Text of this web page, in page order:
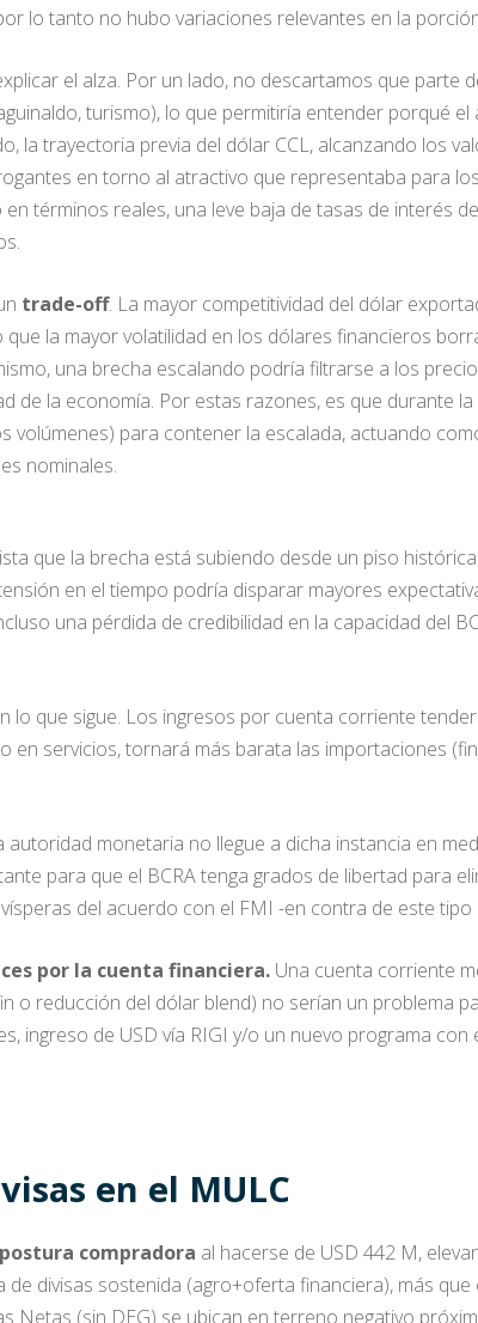
lo tanto no hubo variaciones relevantes en la
el alza. Por un lado, no descartamos que parte
turismo), lo que permitiría entender porqué
la trayectoria previa del dólar CCL, alcanzando los
en torno al atractivo que representaba para
términos reales, una leve baja de tasas de interés
trade-off. La mayor competitividad del dólar
que la mayor volatilidad en los dólares financieros
una brecha escalando podría filtrarse a los
de la economía. Por estas razones, es que durante
volúmenes) para contener la escalada, actuando
nominales.
que la brecha está subiendo desde un piso
en el tiempo podría disparar mayores
una pérdida de credibilidad en la capacidad del
lo que sigue. Los ingresos por cuenta corriente
en servicios, tornará más barata las importaciones
autoridad monetaria no llegue a dicha instancia en
para que el BCRA tenga grados de libertad para
del acuerdo con el FMI -en contra de este
por la cuenta financiera. Una cuenta corriente
o reducción del dólar blend) no serían un problema
ingreso de USD vía RIGI y/o un nuevo programa
en el MULC
compradora al hacerse de USD 442 M,
divisas sostenida (agro+oferta financiera), más
Netas (sin DEG) se ubican en terreno negativo